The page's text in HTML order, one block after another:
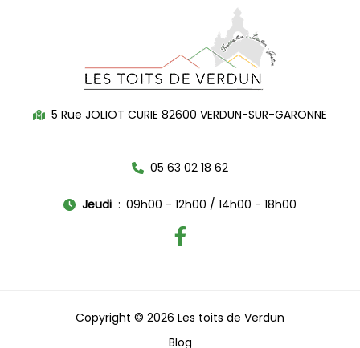
5 Rue JOLIOT CURIE 82600 VERDUN-SUR-GARONNE
05 63 02 18 62
Jeudi 09h00 - 12h00 / 14h00 - 18h00
Copyright © 2026 Les toits de Verdun
Blog